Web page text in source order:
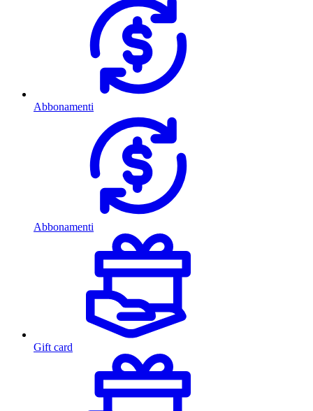
Abbonamenti
Abbonamenti
Gift card